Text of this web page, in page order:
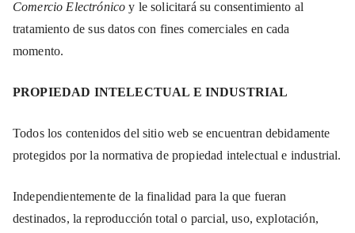
Comercio Electrónico y le solicitará su consentimiento al
tratamiento de sus datos con fines comerciales en cada
momento.
PROPIEDAD INTELECTUAL E INDUSTRIAL
Todos los contenidos del sitio web se encuentran debidamente
protegidos por la normativa de propiedad intelectual e industrial.
Independientemente de la finalidad para la que fueran
destinados, la reproducción total o parcial, uso, explotación,